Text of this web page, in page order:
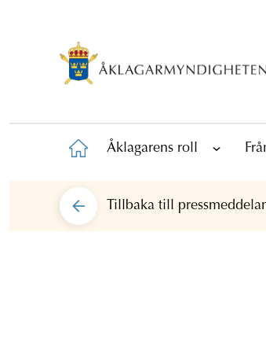
Åklagarens roll
Tillbaka till